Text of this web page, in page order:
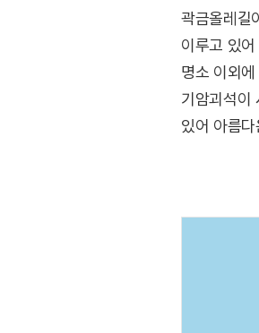
곽금올레길
이루고 있
명소 이외
기암괴석이
있어 아름